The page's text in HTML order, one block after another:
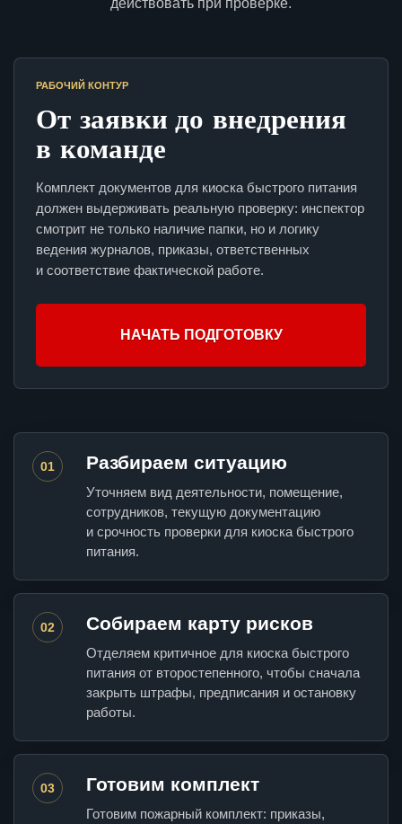
действовать при проверке.
РАБОЧИЙ КОНТУР
От заявки до внедрения
в команде
Комплект документов для киоска быстрого питания
должен выдерживать реальную проверку: инспектор
смотрит не только наличие папки, но и логику
ведения журналов, приказы, ответственных
и соответствие фактической работе.
НАЧАТЬ ПОДГОТОВКУ
01 Разбираем ситуацию
Уточняем вид деятельности, помещение,
сотрудников, текущую документацию
и срочность проверки для киоска быстрого
питания.
02 Собираем карту рисков
Отделяем критичное для киоска быстрого
питания от второстепенного, чтобы сначала
закрыть штрафы, предписания и остановку
работы.
03 Готовим комплект
Готовим пожарный комплект: приказы,